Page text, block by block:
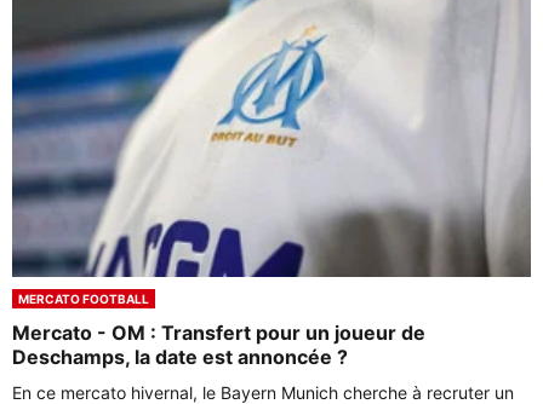
MERCATO FOOTBALL
Mercato - OM : Transfert pour un joueur de
Deschamps, la date est annoncée ?
En ce mercato hivernal, le Bayern Munich cherche à recruter un